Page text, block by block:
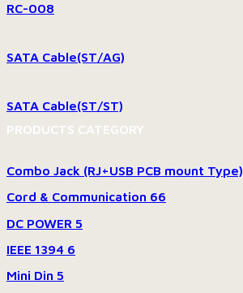
RC-008
SATA Cable(ST/AG)
SATA Cable(ST/ST)
PRODUCTS CATEGORY
Combo Jack (RJ+USB PCB mount Type)
Cord & Communication 66
DC POWER 5
IEEE 1394 6
Mini Din 5